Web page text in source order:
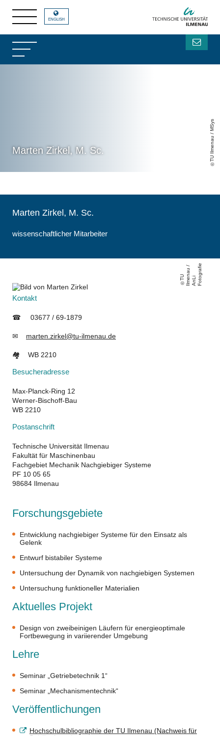
Marten Zirkel, M. Sc. TU Ilmenau / MSys
ENGLISH
Marten Zirkel, M. Sc.
wissenschaftlicher Mitarbeiter
T
U
Il
m e
n
a
u /
A
n Li
F
o
t o
g
r
a fi e
Kontakt
☎ 03677 / 69-1879
✉ marten.zirkel@tu-ilmenau.de
🏘 WB 2210
Besucheradresse
Max-Planck-Ring 12
Werner-Bischoff-Bau
WB 2210
Postanschrift
Technische Universität Ilmenau
Fakultät für Maschinenbau
Fachgebiet Mechanik Nachgiebiger Systeme
PF 10 05 65
98684 Ilmenau
Forschungsgebiete
Entwicklung nachgiebiger Systeme für den Einsatz als
Gelenk
Entwurf bistabiler Systeme
Untersuchung der Dynamik von nachgiebigen Systemen
Untersuchung funktioneller Materialien
Aktuelles Projekt
Design von zweibeinigen Läufern für energieoptimale
Fortbewegung in variierender Umgebung
Lehre
Seminar „Getriebetechnik 1“
Seminar „Mechanismentechnik“
Veröffentlichungen
Hochschulbibliographie der TU Ilmenau (Nachweis für